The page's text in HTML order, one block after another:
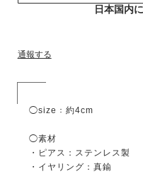
日本国内
通報する
◯size：約4cm
◯素材
・ピアス：ステンレス製
・イヤリング：真鍮